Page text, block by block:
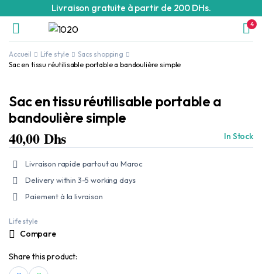
Livraison gratuite à partir de 200 DHs.
4
Accueil Life style
Sacs shopping
Sac en tissu réutilisable portable a bandoulière simple
Sac en tissu réutilisable portable a
bandoulière simple
40,00Dhs In Stock
Livraison rapide partout au Maroc
Delivery within 3-5 working days
Paiement à la livraison
Life style
Compare
Share this product: